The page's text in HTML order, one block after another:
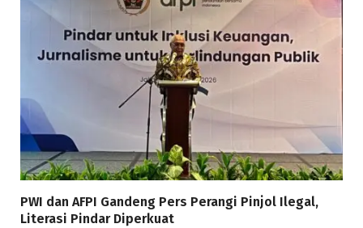
PWI dan AFPI Gandeng Pers Perangi Pinjol Ilegal,
Literasi Pindar Diperkuat